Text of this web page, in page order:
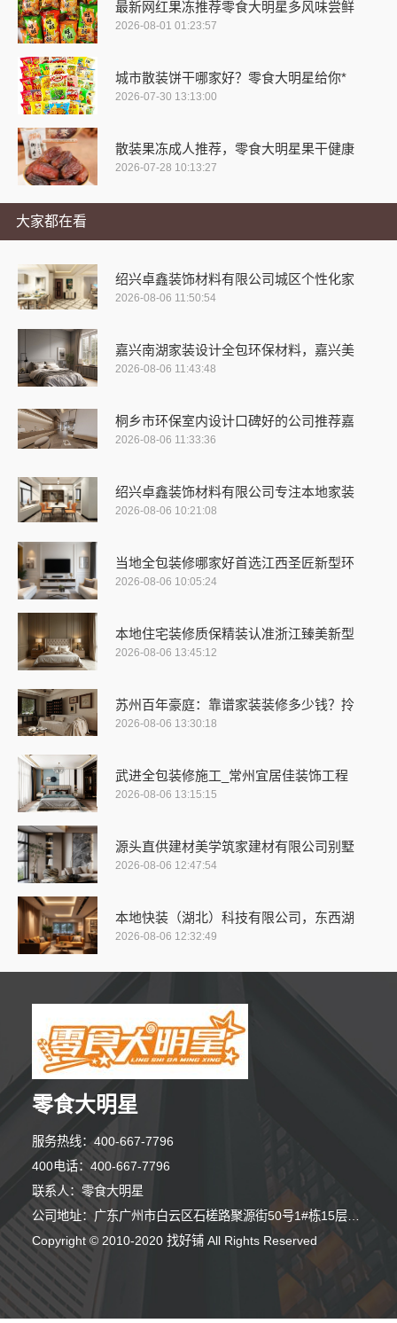
最新网红果冻推荐零食大明星多风味尝鲜
2026-08-01 01:23:57
城市散装饼干哪家好？零食大明星给你*
2026-07-30 13:13:00
散装果冻成人推荐，零食大明星果干健康
2026-07-28 10:13:27
大家都在看
绍兴卓鑫装饰材料有限公司城区个性化家
2026-08-06 11:50:54
嘉兴南湖家装设计全包环保材料，嘉兴美
2026-08-06 11:43:48
桐乡市环保室内设计口碑好的公司推荐嘉
2026-08-06 11:33:36
绍兴卓鑫装饰材料有限公司专注本地家装
2026-08-06 10:21:08
当地全包装修哪家好首选江西圣匠新型环
2026-08-06 10:05:24
本地住宅装修质保精装认准浙江臻美新型
2026-08-06 13:45:12
苏州百年豪庭：靠谱家装装修多少钱？拎
2026-08-06 13:30:18
武进全包装修施工_常州宜居佳装饰工程
2026-08-06 13:15:15
源头直供建材美学筑家建材有限公司别墅
2026-08-06 12:47:54
本地快装（湖北）科技有限公司，东西湖
2026-08-06 12:32:49
零食大明星
服务热线：400-667-7796
400电话：400-667-7796
联系人：零食大明星
公司地址：广东广州市白云区石槎路聚源街50号1#栋15层1508室
Copyright © 2010-2020 找好铺 All Rights Reserved
10分钟前 朱小姐 正在咨询
3分钟前 廖女士 正在咨询